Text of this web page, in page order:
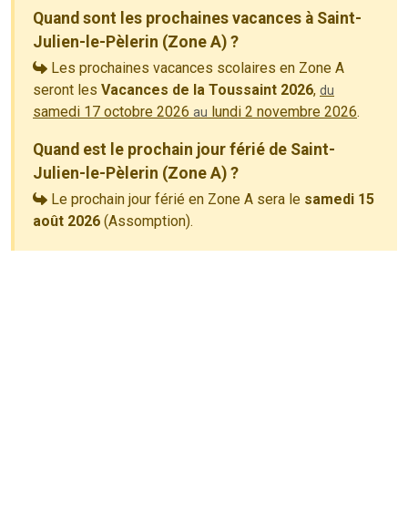
Quand sont les prochaines vacances à Saint-
Julien-le-Pèlerin (Zone A) ?
Les prochaines vacances scolaires en Zone A
seront les Vacances de la Toussaint 2026, du
samedi 17 octobre 2026 au lundi 2 novembre 2026.
Quand est le prochain jour férié de Saint-
Julien-le-Pèlerin (Zone A) ?
Le prochain jour férié en Zone A sera le samedi 15
août 2026 (Assomption).